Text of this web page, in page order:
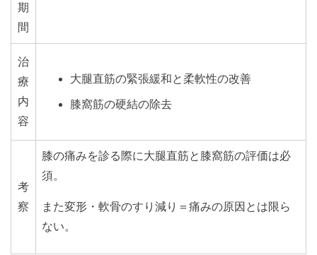
期
間
治
療
内
容
大腿直筋の緊張緩和と柔軟性の改善
膝窩筋の硬結の除去
考
察
膝の痛みを診る際に大腿直筋と膝窩筋の評価は必
須。
また変形・軟骨のすり減り＝痛みの原因とは限ら
ない。